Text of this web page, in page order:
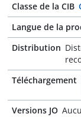
Classe de la CIB
Langue de la
Distribution
Téléchargement
Versions JO